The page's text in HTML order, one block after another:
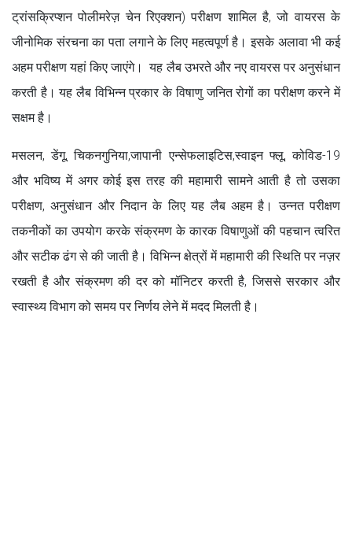
ट्रांसक्रिप्शन पोलीमरेज़ चेन रिएक्शन) परीक्षण शामिल है, जो वायरस के
जीनोमिक संरचना का पता लगाने के लिए महत्वपूर्ण है। इसके अलावा भी कई
अहम परीक्षण यहां किए जाएंगे। यह लैब उभरते और नए वायरस पर अनुसंधान
करती है। यह लैब विभिन्न प्रकार के विषाणु जनित रोगों का परीक्षण करने में
सक्षम है।
मसलन, डेंगू, चिकनगुनिया,जापानी एन्सेफलाइटिस,स्वाइन फ्लू, कोविड-19
और भविष्य में अगर कोई इस तरह की महामारी सामने आती है तो उसका
परीक्षण, अनुसंधान और निदान के लिए यह लैब अहम है। उन्नत परीक्षण
तकनीकों का उपयोग करके संक्रमण के कारक विषाणुओं की पहचान त्वरित
और सटीक ढंग से की जाती है। विभिन्न क्षेत्रों में महामारी की स्थिति पर नज़र
रखती है और संक्रमण की दर को मॉनिटर करती है, जिससे सरकार और
स्वास्थ्य विभाग को समय पर निर्णय लेने में मदद मिलती है।